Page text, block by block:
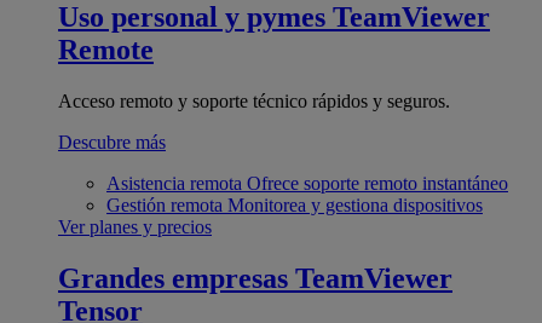
Uso personal y pymes TeamViewer
Remote
Acceso remoto y soporte técnico rápidos y seguros.
Descubre más
Asistencia remota Ofrece soporte remoto instantáneo
Gestión remota Monitorea y gestiona dispositivos
Ver planes y precios
Grandes empresas TeamViewer
Tensor